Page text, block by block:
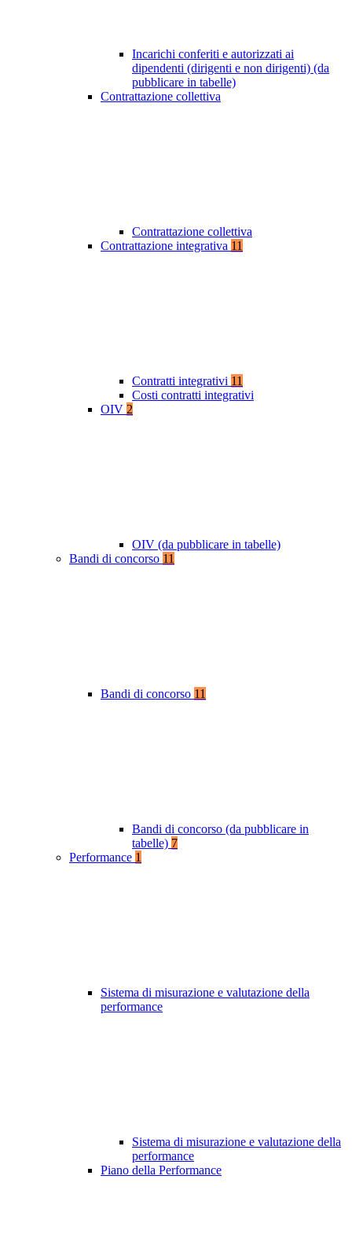
Incarichi conferiti e autorizzati ai
dipendenti (dirigenti e non dirigenti) (da
pubblicare in tabelle)
Contrattazione collettiva
Contrattazione collettiva
Contrattazione integrativa 11
Contratti integrativi 11
Costi contratti integrativi
OIV 2
OIV (da pubblicare in tabelle)
Bandi di concorso 11
Bandi di concorso 11
Bandi di concorso (da pubblicare in
tabelle) 7
Performance 1
Sistema di misurazione e valutazione della
performance
Sistema di misurazione e valutazione della
performance
Piano della Performance